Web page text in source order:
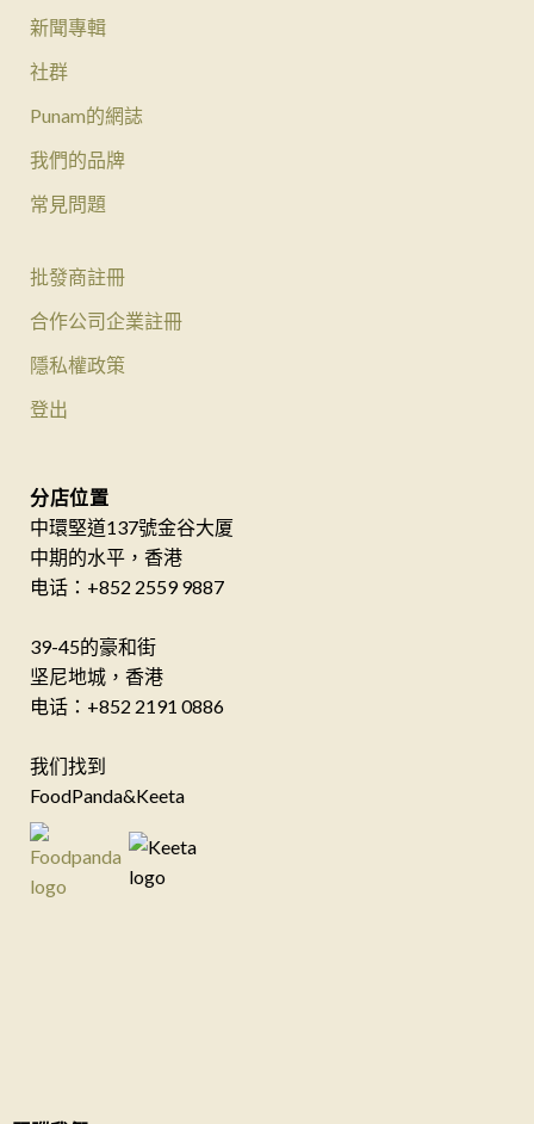
新聞專輯
社群
Punam的網誌
我們的品牌
常見問題
批發商註冊
合作公司企業註冊
隱私權政策
登出
分店位置
中環堅道137號金谷大厦
中期的水平，香港
电话：+852 2559 9887
39-45的豪和街
坚尼地城，香港
电话：+852 2191 0886
我们找到
FoodPanda&Keeta